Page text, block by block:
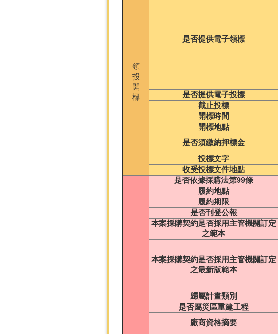
領
投
開
標
是否提供電子領標
是否提供電子投標
截止投標
開標時間
開標地點
是否須繳納押標金
投標文字
收受投標文件地點
是否依據採購法第99條
履約地點
履約期限
是否刊登公報
本案採購契約是否採用主管機關訂定
之範本
本案採購契約是否採用主管機關訂定
之最新版範本
歸屬計畫類別
是否屬災區重建工程
廠商資格摘要